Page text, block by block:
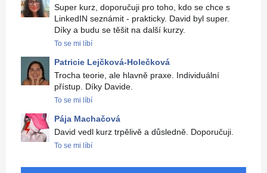
Super kurz, doporučuji pro toho, kdo se chce s
LinkedIN seznámit - prakticky. David byl super.
Díky a budu se těšit na další kurzy.
To se mi líbí
Patricie Lejčková-Holečková
Trocha teorie, ale hlavně praxe. Individuální
přístup. Díky Davide.
To se mi líbí
Pája Machačová
David vedl kurz trpělivě a důsledně. Doporučuji.
To se mi líbí